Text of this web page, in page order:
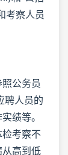
考察人员
公务员
聘人员的
绩等。
考察不
高到低